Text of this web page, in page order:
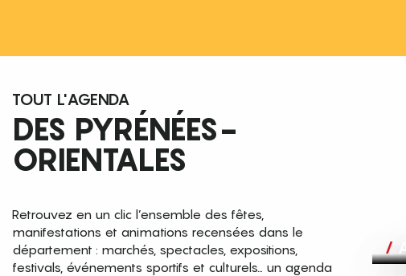
TOUT L'AGENDA
DES PYRÉNÉES-
ORIENTALES
Retrouvez en un clic l’ensemble des fêtes,
manifestations et animations recensées dans le
département : marchés, spectacles, expositions,
festivals, événements sportifs et culturels… un agenda